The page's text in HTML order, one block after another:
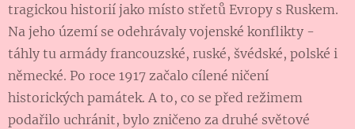
tragickou historií jako místo střetů Evropy s Ruskem.
Na jeho území se odehrávaly vojenské konflikty -
táhly tu armády francouzské, ruské, švédské, polské i
německé. Po roce 1917 začalo cílené ničení
historických památek. A to, co se před režimem
podařilo uchránit, bylo zničeno za druhé světové